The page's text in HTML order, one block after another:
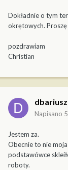
Dokładnie o tym
okrętowych.
pozdrawiam
Christian
dbariusz
Napisano
Jestem za.
Obecnie to nie
podstawówce
roboty.